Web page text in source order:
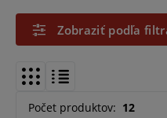
Zobraziť podľa
Počet produktov: 12